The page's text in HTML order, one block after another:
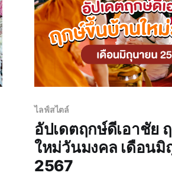
ไลฟ์สไตล์
อัปเดตฤกษ์ดีเอาชัย
ใหม่วันมงคล เดือนมิ
2567